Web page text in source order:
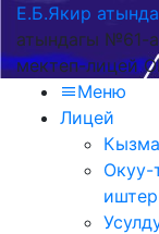
Е.Б.Якир
атындагы №61-
мектеп-лицей
Меню
Лицей
Окуу-
иштер